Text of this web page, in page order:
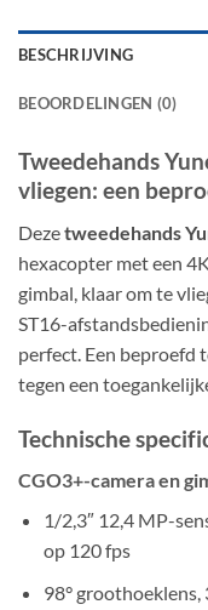
BESCHRIJVING
BEOORDELINGEN (0)
Tweedehands
vliegen: een
Dezetweedehands
hexacopter met een
gimbal, klaar om te
ST16-
perfect. Een beproefd
tegen een
Technische
CGO3+-camera en
1/2,3″ 12,4 MP-
op 120 fps
98° groothoeklens,